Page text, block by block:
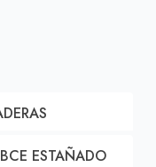
ESTAÑADO